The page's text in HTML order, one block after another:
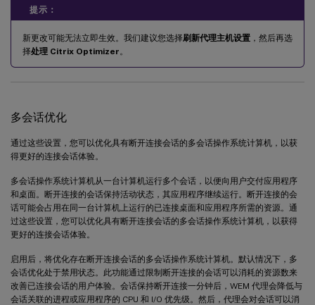
提示：
新更改可能无法立即生效。我们建议您选择刷新代理主机设置 ，然后再选
择处理 Citrix Optimizer 。
多会话优化
通过这些设置，您可以优化具有断开连接会话的多会话操作系统计算机，以获
得更好的连接会话体验。
多会话操作系统计算机从一台计算机运行多个会话，以便向用户交付应用程序
和桌面。断开连接的会话保持活动状态，其应用程序继续运行。断开连接的会
话可能会占用在同一台计算机上运行的已连接桌面和应用程序所需的资源。通
过这些设置，您可以优化具有断开连接会话的多会话操作系统计算机，以获得
更好的连接会话体验。
启用后，将优化存在断开连接会话的多会话操作系统计算机。默认情况下，多
会话优化处于禁用状态。此功能通过限制断开连接的会话可以消耗的资源数来
改善已连接会话的用户体验。会话保持断开连接一分钟后，WEM 代理会降低与
会话关联的进程或应用程序的 CPU 和 I/O 优先级。然后，代理会对会话可以消